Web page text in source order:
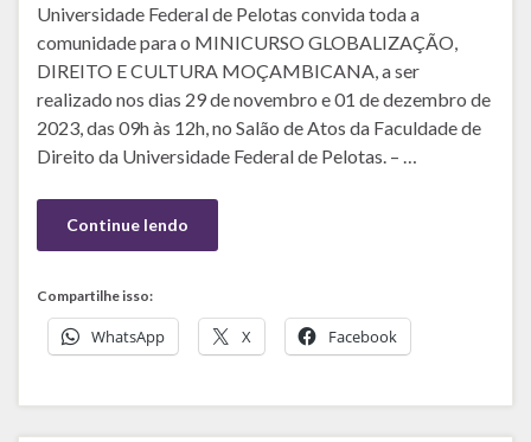
Universidade Federal de Pelotas convida toda a
comunidade para o MINICURSO GLOBALIZAÇÃO,
DIREITO E CULTURA MOÇAMBICANA, a ser
realizado nos dias 29 de novembro e 01 de dezembro de
2023, das 09h às 12h, no Salão de Atos da Faculdade de
Direito da Universidade Federal de Pelotas. – …
Continue lendo
Compartilhe isso:
WhatsApp X Facebook